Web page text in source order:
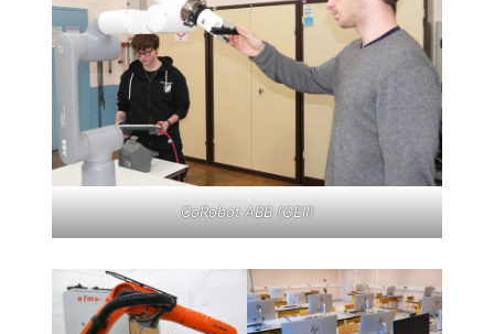
CoRobot ABB (GEII)